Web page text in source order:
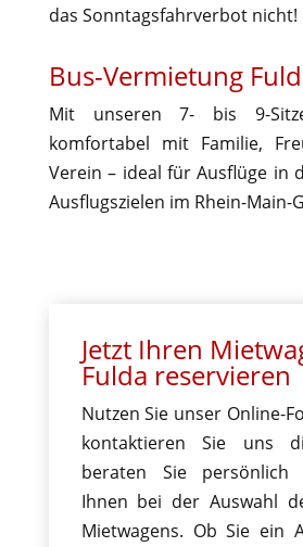
das Sonntagsfahrverbot nicht!
Bus-Vermietung
Mit unseren 7- bis 9-
komfortabel mit Familie,
Verein – ideal für Ausflüge in
Ausflugszielen im Rhein-Main-
Jetzt Ihren
Fulda reservieren
Nutzen Sie unser Online-
kontaktieren Sie uns
beraten Sie
Ihnen bei der Auswahl
Mietwagens. Ob Sie ein